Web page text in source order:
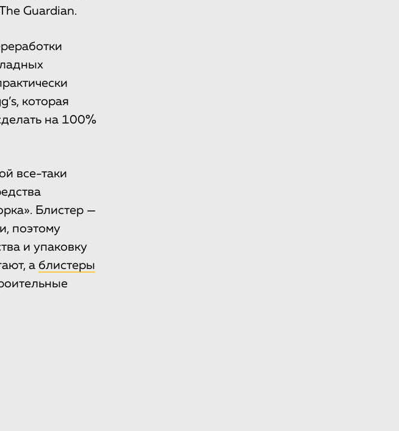
Guardian.
которая
на 100%
все-таки
Блистер —
поэтому
и упаковку
а блистеры